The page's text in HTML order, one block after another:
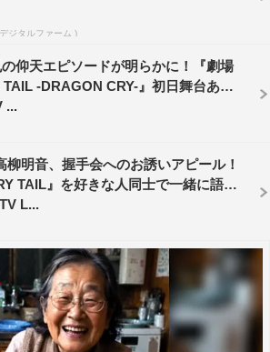
ルサウンドトラックCD
予告を収録予定
ベックス・ピクチャーズ
る場合がございます。
後日発表
FT.DC/top.html
劇場版フェアリーテイルDC製作委
ジタルファーム )
仰天エピソードが明らかに！『劇場
TAIL -DRAGON CRY-』初日舞台あい
...
柳明音、握手会へのお誘いアピール！
TAIL』を好きな人同士で一緒に語り
L...